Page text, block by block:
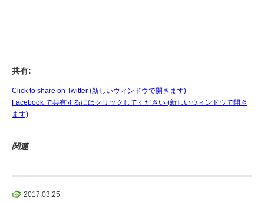
共有:
Click to share on Twitter (新しいウィンドウで開きます)
Facebook で共有するにはクリックしてください (新しいウィンドウで開き
ます)
関連
2017.03.25